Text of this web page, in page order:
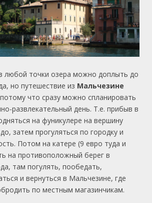
любой точки озера можно доплыть до
но путешествие из Мальчезине
что сразу можно спланировать
развлекательный день. Т.е. прибыв в
на фуникулере на вершину
затем прогуляться по городку и
Потом на катере (9 евро туда и
на противоположный берег в
там погулять, пообедать,
и вернуться в Мальчезине, где
по местным магазинчикам.